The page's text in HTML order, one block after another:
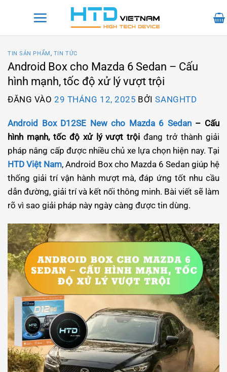
TIN SẢN PHẨM, TIN TỨC
Android Box cho Mazda 6 Sedan – Cấu
hình mạnh, tốc độ xử lý vượt trội
ĐĂNG VÀO29 THÁNG 12, 2025 BỞISANGHTD
Android Box D12SE New cho Mazda 6 Sedan– Cấu
hình mạnh, tốc độ xử lý vượt trội đang trở thành giải
pháp nâng cấp được nhiều chủ xe lựa chọn hiện nay. Tại
HTD Việt Nam, Android Box cho Mazda 6 Sedan giúp hệ
thống giải trí vận hành mượt mà, đáp ứng tốt nhu cầu
dẫn đường, giải trí và kết nối thông minh. Bài viết sẽ làm
rõ vì sao giải pháp này ngày càng được tin dùng.